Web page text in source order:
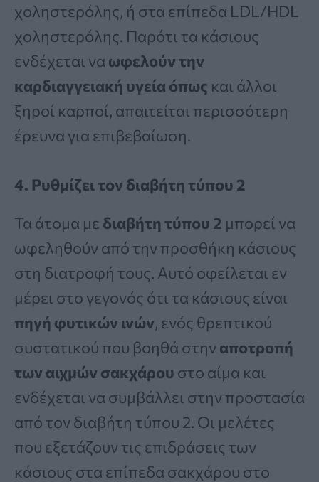
χοληστερόλης, ή στα επίπεδα LDL/HDL
χοληστερόλης. Παρότι τα κάσιους
ενδέχεται να ωφελούν την
καρδιαγγειακή υγεία όπως και άλλοι
ξηροί καρποί, απαιτείται περισσότερη
έρευνα για επιβεβαίωση.
4. Ρυθμίζει τον διαβήτη τύπου 2
Τα άτομα με διαβήτη τύπου 2 μπορεί να
ωφεληθούν από την προσθήκη κάσιους
στη διατροφή τους. Αυτό οφείλεται εν
μέρει στο γεγονός ότι τα κάσιους είναι
πηγή φυτικών ινών, ενός θρεπτικού
συστατικού που βοηθά στην αποτροπή
των αιχμών σακχάρου στο αίμα και
ενδέχεται να συμβάλλει στην προστασία
από τον διαβήτη τύπου 2. Οι μελέτες
που εξετάζουν τις επιδράσεις των
κάσιους στα επίπεδα σακχάρου στο